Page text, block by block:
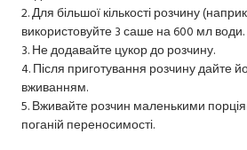
2. Для більшої кількості розчину
використовуйте 3 саше на 600 мл води.
3. Не додавайте цукор до розчину.
4. Після приготування розчину дайте
вживанням.
5. Вживайте розчин маленькими
поганій переносимості.